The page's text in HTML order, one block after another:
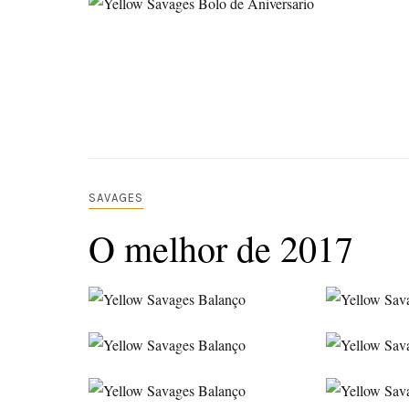
SAVAGES
O melhor de 2017